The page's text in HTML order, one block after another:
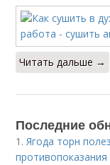
Читать дальше →
Последние
1.Ягода торн
противопоказания